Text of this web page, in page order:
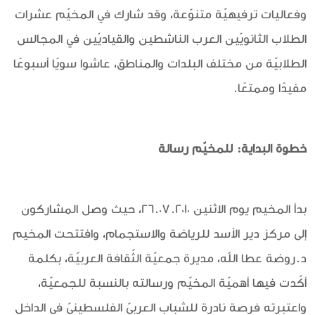
وفعاليات ترفيهيّة متنوّعة، وقد شارك في المخيّم عشرات
الطلاب الثانويّين العرب الناشطين والقياديّين في المجالس
الطلابيّة من مختلف البلدات والمناطق، عاشوا سويًا أسبوعًا
مفيدًا وممتعًا.
خطوة البداية: للمخيّم رسالة
بدأ المخيم يوم الاثنين 26.07.2010، حيث وصل المشاركون
إلى مركز دير الأسد للرياضة والاستجمام، وافتتحت المخيم
د.روضة عطا الله، مديرة جمعيّة الثّقافة العربيّة، بكلمة
أكّدت فيها أهميّة المخيّم ورسالته بالنسبة للجمعيّة،
واعتبرته فرصة نادرة للشباب العربيّ الفلسطينيّ في الداخل